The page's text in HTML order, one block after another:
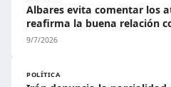
Albares evita comentar los
reafirma la buena relación
9/7/2026
POLÍTICA